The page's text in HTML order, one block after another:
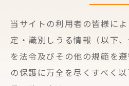
当サイトの利用者の皆様に
定・識別しうる情報（以下、
を法令及びその他の規範を
の保護に万全を尽くすべく